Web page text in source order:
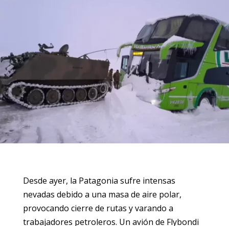
Desde ayer, la Patagonia sufre intensas
nevadas debido a una masa de aire polar,
provocando cierre de rutas y varando a
trabajadores petroleros. Un avión de Flybondi